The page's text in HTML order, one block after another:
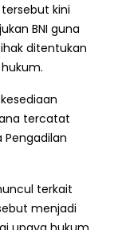
kini
BNI guna
ditentukan
tercatat
terkait
menjadi